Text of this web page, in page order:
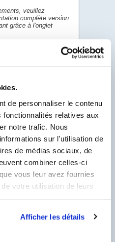
de personnaliser le contenu
relatives aux
notre trafic. Nous
sur l'utilisation de
de médias sociaux, de
combiner celles-ci
vous leur avez fournies
votre utilisation de leurs
Afficher les détails
tous les PDF de ce
votre N° Compte
facture et
veuillez
complète version
grâce à l'onglet